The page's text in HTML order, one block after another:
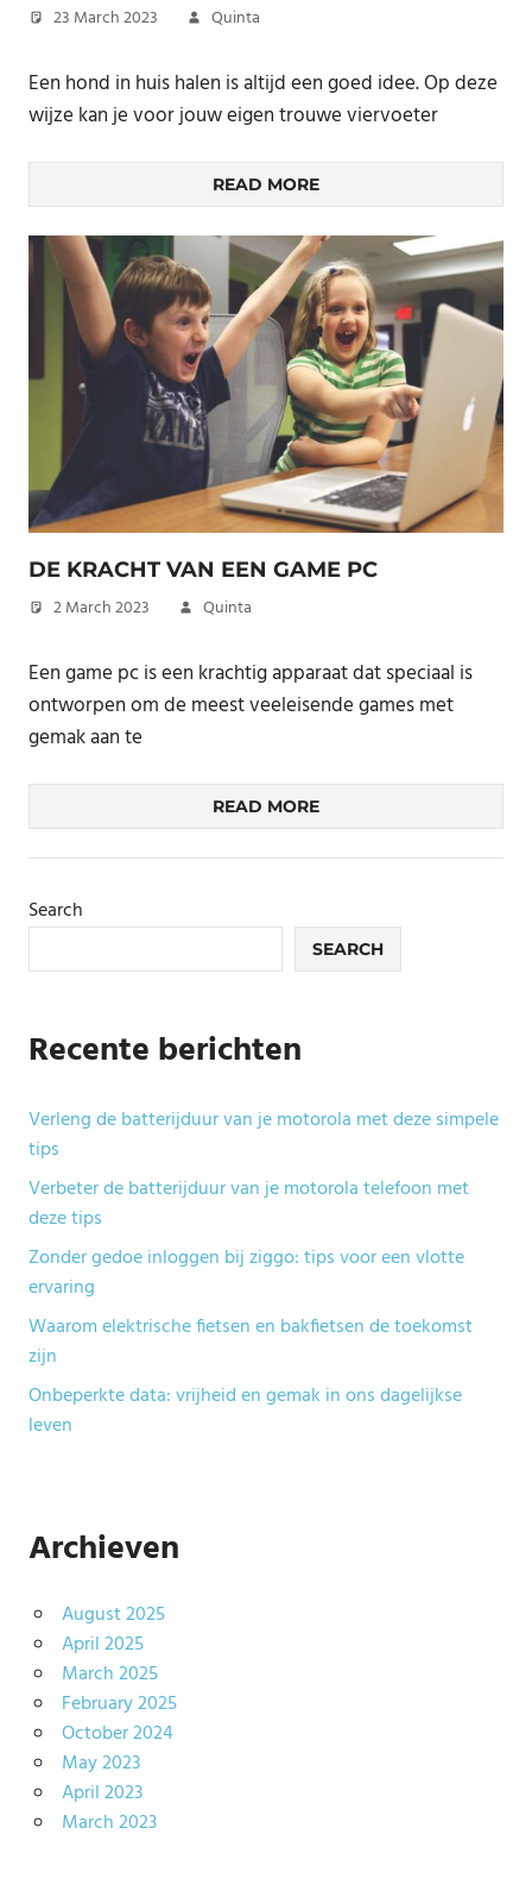
23 March 2023 Quinta
Een hond in huis halen is altijd een goed idee. Op deze
wijze kan je voor jouw eigen trouwe viervoeter
READ MORE
DE KRACHT VAN EEN GAME PC
2 March 2023 Quinta
Een game pc is een krachtig apparaat dat speciaal is
ontworpen om de meest veeleisende games met
gemak aan te
READ MORE
Search
SEARCH
Recente berichten
Verleng de batterijduur van je motorola met deze simpele
tips
Verbeter de batterijduur van je motorola telefoon met
deze tips
Zonder gedoe inloggen bij ziggo: tips voor een vlotte
ervaring
Waarom elektrische fietsen en bakfietsen de toekomst
zijn
Onbeperkte data: vrijheid en gemak in ons dagelijkse
leven
Archieven
August 2025
April 2025
March 2025
February 2025
October 2024
May 2023
April 2023
March 2023